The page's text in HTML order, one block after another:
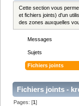
Cette section vous
et fichiers joints) d'un
des zones auxquelles
Messages
Sujets
Fichiers joints
Fichiers joints -
Pages: [1]